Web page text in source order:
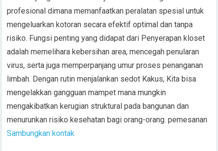
profesional dimana memanfaatkan peralatan spesial untuk
mengeluarkan kotoran secara efektif optimal dan tanpa
risiko. Fungsi penting yang didapat dari Penyerapan kloset
adalah memelihara kebersihan area, mencegah penularan
virus, serta juga memperpanjang umur proses penanganan
limbah. Dengan rutin menjalankan sedot Kakus, Kita bisa
mengelakkan gangguan mampet mana mungkin
mengakibatkan kerugian struktural pada bangunan dan
menurunkan risiko kesehatan bagi orang-orang. pemesanan
Sambungkan kontak